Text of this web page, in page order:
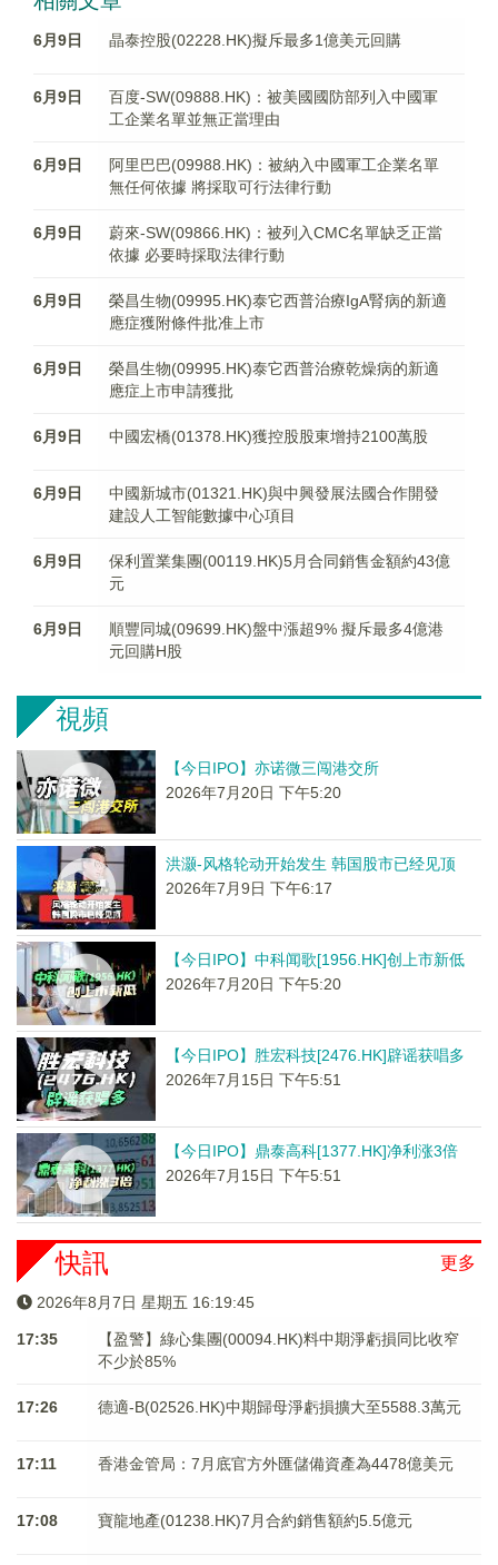
6月9日 晶泰控股(02228.HK)擬斥最多1億美元回購
6月9日
百度-SW(09888.HK)：被美國國防部列入中國軍
工企業名單並無正當理由
6月9日
​阿里巴巴(09988.HK)：被納入中國軍工企業名單
無任何依據 將採取可行法律行動
6月9日
蔚來-SW(09866.HK)：被列入CMC名單缺乏正當
依據 必要時採取法律行動
6月9日
榮昌生物(09995.HK)泰它西普治療IgA腎病的新適
應症獲附條件批准上市
6月9日
榮昌生物(09995.HK)泰它西普治療乾燥病的新適
應症上市申請獲批
6月9日 中國宏橋(01378.HK)獲控股股東增持2100萬股
6月9日
中國新城市(01321.HK)與中興發展法國合作開發
建設人工智能數據中心項目
6月9日
保利置業集團(00119.HK)5月合同銷售金額約43億
元
6月9日
順豐同城(09699.HK)盤中漲超9% 擬斥最多4億港
元回購H股
視頻
【今日IPO】亦诺微三闯港交所
2026年7月20日 下午5:20
洪灏-风格轮动开始发生 韩国股市已经见顶
2026年7月9日 下午6:17
【今日IPO】中科闻歌[1956.HK]创上市新低
2026年7月20日 下午5:20
【今日IPO】胜宏科技[2476.HK]辟谣获唱多
2026年7月15日 下午5:51
【今日IPO】鼎泰高科[1377.HK]净利涨3倍
2026年7月15日 下午5:51
更多
快訊
2026年8月7日 星期五 16:19:45
17:35
【盈警】綠心集團(00094.HK)料中期淨虧損同比收窄
不少於85%
17:26 德適-B(02526.HK)中期歸母淨虧損擴大至5588.3萬元
17:11 香港金管局：7月底官方外匯儲備資產為4478億美元
17:08 寶龍地產(01238.HK)7月合約銷售額約5.5億元